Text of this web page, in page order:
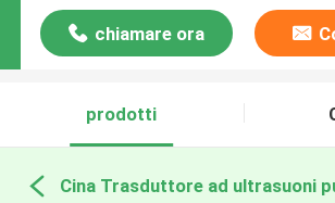
chiamare ora
prodotti
Cina Trasduttore ad ultrasuoni